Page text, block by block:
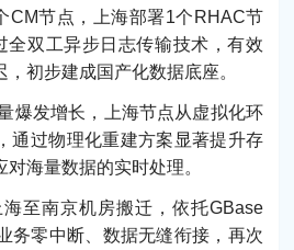
CM节点，上海部署1个RHAC节
全双工异步日志传输技术，有效
初步建成国产化数据底座。
爆发增长，上海节点从虚拟化环
通过物理化重建方案显著提升存
海量数据的实时处理。
至南京机房搬迁，依托GBase
务零中断、数据无缝衔接，再次